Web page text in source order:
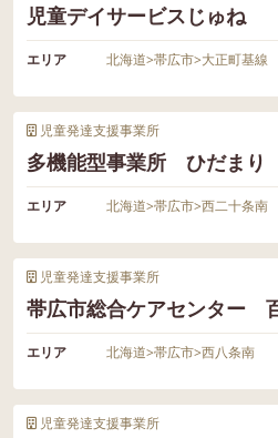
児童デイサービスじゅね
エリア 北海道>帯広市>大正町基線
児童発達支援事業所
多機能型事業所 ひだまり
エリア 北海道>帯広市>西二十条南
児童発達支援事業所
帯広市総合ケアセンター
エリア 北海道>帯広市>西八条南
児童発達支援事業所